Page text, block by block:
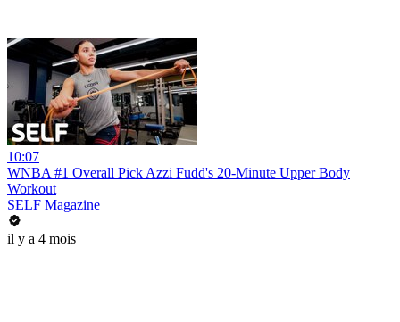
10:07
WNBA #1 Overall Pick Azzi Fudd's 20-Minute Upper Body
Workout
SELF Magazine
il y a 4 mois